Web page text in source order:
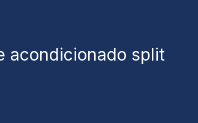
acondicionado split